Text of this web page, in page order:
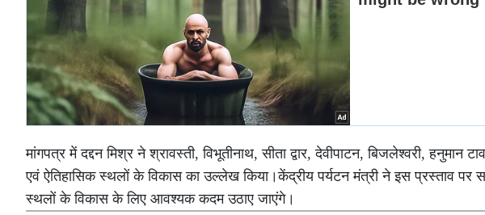
मांगपत्र में दद्दन मिश्र ने श्रावस्ती, विभूतीनाथ, सीता द्वार, देवीपाटन, बिजलेश्वरी, हनुमान
एवं ऐतिहासिक स्थलों के विकास का उल्लेख किया।केंद्रीय पर्यटन मंत्री ने इस प्रस्ताव पर
स्थलों के विकास के लिए आवश्यक कदम उठाए जाएंगे।